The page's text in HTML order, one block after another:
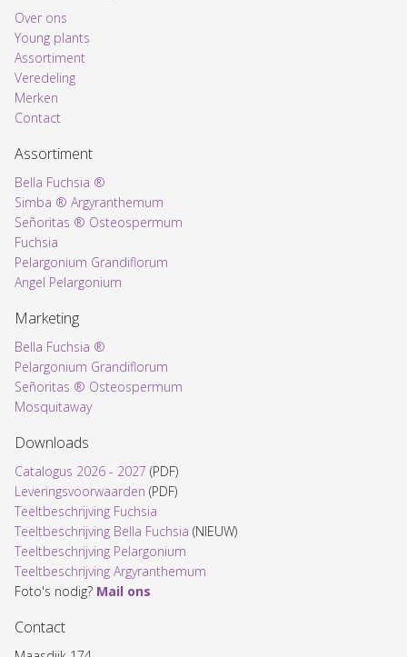
Over ons
Young plants
Assortiment
Voorpagina
Veredeling
Merken
Contact
Assortiment
Bella Fuchsia ®
Simba ® Argyranthemum
Señoritas ® Osteospermum
Fuchsia
Pelargonium Grandiflorum
Angel Pelargonium
Marketing
Bella Fuchsia ®
Pelargonium Grandiflorum
Señoritas ® Osteospermum
Mosquitaway
Downloads
Catalogus 2026 - 2027 (PDF)
Leveringsvoorwaarden (PDF)
Teeltbeschrijving Fuchsia
Teeltbeschrijving Bella Fuchsia (NIEUW)
Teeltbeschrijving Pelargonium
Teeltbeschrijving Argyranthemum
Foto's nodig? Mail ons
Contact